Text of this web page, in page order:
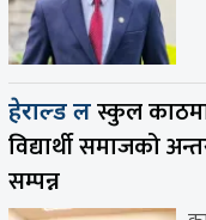
हेराल्ड लस्कुल
विद्यार्थी समाजको
सम्पन्न